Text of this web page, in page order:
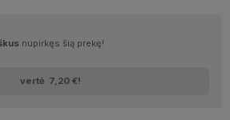
nupirkęs šią prekę!
vertė 7,20 €!